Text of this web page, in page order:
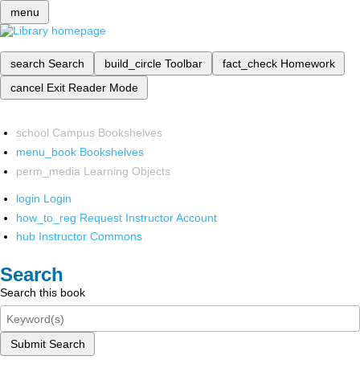
menu
search Search build_circle Toolbar fact_check Homework
cancel Exit Reader Mode
school Campus Bookshelves
menu_book Bookshelves
perm_media Learning Objects
login Login
how_to_reg Request Instructor Account
hub Instructor Commons
Search
Search this book
Submit Search